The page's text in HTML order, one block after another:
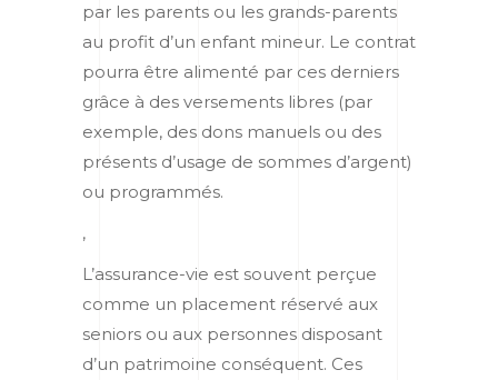
par les parents ou les grands-parents
au profit d’un enfant mineur. Le contrat
pourra être alimenté par ces derniers
grâce à des versements libres (par
exemple, des dons manuels ou des
présents d’usage de sommes d’argent)
ou programmés.
,
L’assurance-vie est souvent perçue
comme un placement réservé aux
seniors ou aux personnes disposant
d’un patrimoine conséquent. Ces